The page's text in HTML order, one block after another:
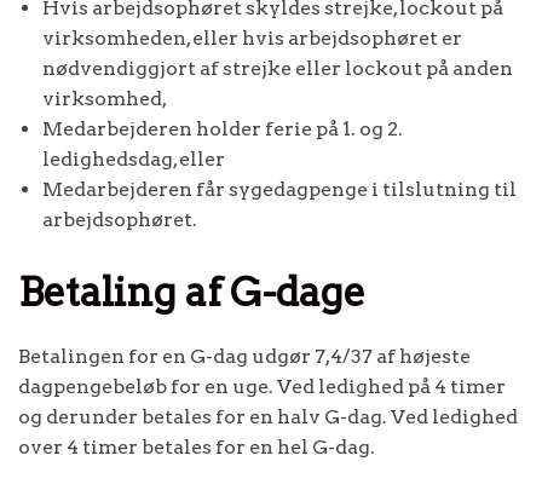
Hvis arbejdsophøret skyldes strejke, lockout på
virksomheden, eller hvis arbejdsophøret er
nødvendiggjort af strejke eller lockout på anden
virksomhed,
Medarbejderen holder ferie på 1. og 2.
ledighedsdag, eller
Medarbejderen får sygedagpenge i tilslutning til
arbejdsophøret.
Betaling af G-dage
Betalingen for en G-dag udgør 7,4/37 af højeste
dagpengebeløb for en uge. Ved ledighed på 4 timer
og derunder betales for en halv G-dag. Ved ledighed
over 4 timer betales for en hel G-dag.